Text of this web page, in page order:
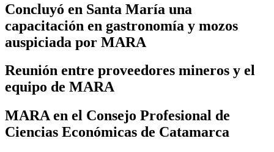
Concluyó en Santa María una
capacitación en gastronomía y mozos
auspiciada por MARA
Reunión entre proveedores mineros y el
equipo de MARA
MARA en el Consejo Profesional de
Ciencias Económicas de Catamarca